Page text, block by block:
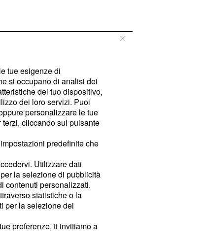
tue esigenze di
si occupano di analisi dei
del tuo dispositivo,
dei loro servizi. Puoi
personalizzare le tue
cliccando sul pulsante
predefinite che
Utilizzare dati
la selezione di pubblicità
contenuti personalizzati.
statistiche o la
per la selezione dei
preferenze, ti invitiamo a